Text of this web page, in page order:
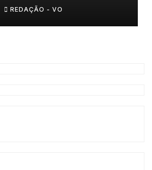
𝘂𝗻𝗲𝗺 𝗠𝘂𝗿𝗰̧𝗮
REDAÇÃO - VO